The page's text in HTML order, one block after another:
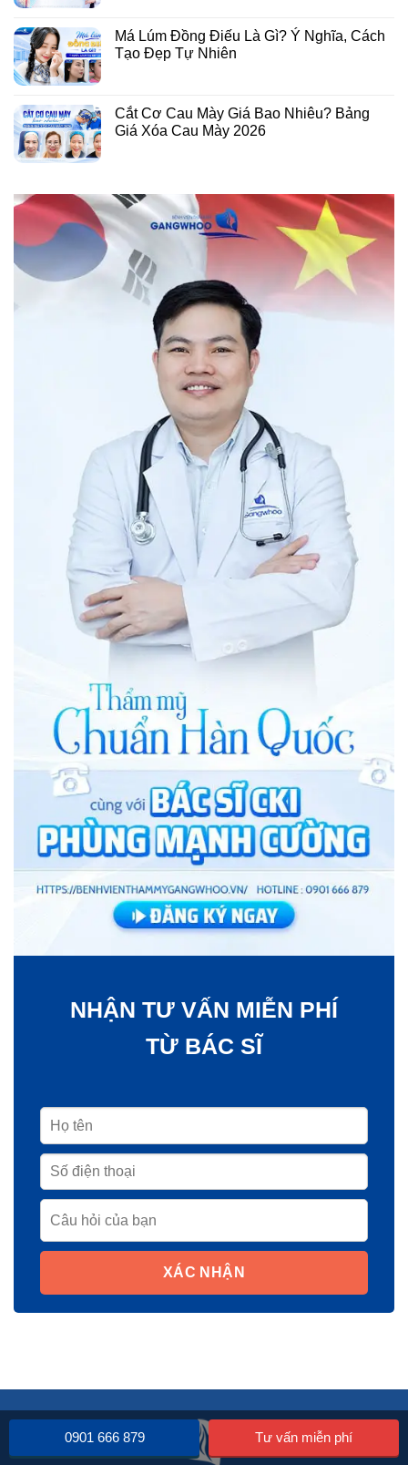
Má Lúm Đồng Điếu Là Gì? Ý Nghĩa, Cách
Tạo Đẹp Tự Nhiên
Cắt Cơ Cau Mày Giá Bao Nhiêu? Bảng
Giá Xóa Cau Mày 2026
NHẬN TƯ VẤN MIỄN PHÍ
TỪ BÁC SĨ
XÁC NHẬN
0901 666 879 Tư vấn miễn phí